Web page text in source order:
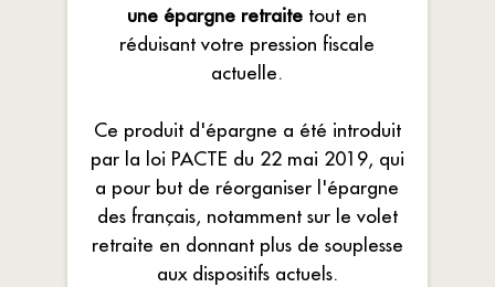
une épargne retraite tout en
réduisant votre pression fiscale
actuelle.
Ce produit d'épargne a été introduit
par la loi PACTE du 22 mai 2019, qui
a pour but de réorganiser l'épargne
des français, notamment sur le volet
retraite en donnant plus de souplesse
aux dispositifs actuels.